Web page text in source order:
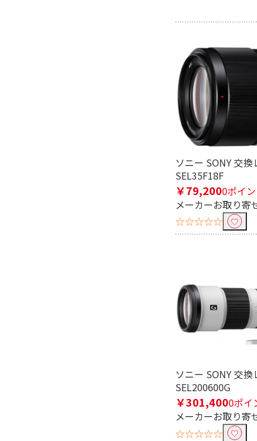
ソニー SONY 交換
SEL35F18F
￥79,2000ポイ
メーカーお取り寄
☆☆☆☆☆
ソニー SONY 交換
SEL200600G
￥301,4000ポイ
メーカーお取り寄
☆☆☆☆☆